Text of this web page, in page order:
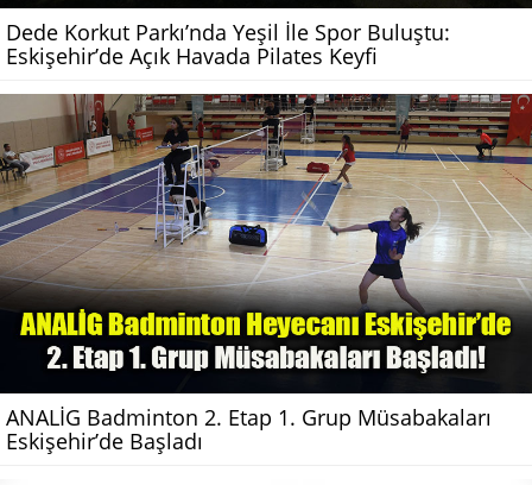
Dede Korkut Parkı’nda Yeşil İle Spor Buluştu:
Eskişehir’de Açık Havada Pilates Keyfi
ANALİG Badminton 2. Etap 1. Grup Müsabakaları
Eskişehir’de Başladı